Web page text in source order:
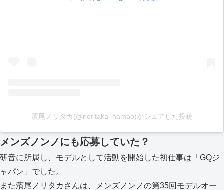
濱尾ノリタカ(@noritaka_hamao)がシェアした投稿
メンズノンノにも応募していた？
研音に所属し、モデルとして活動を開始した初仕事は「GQジ
ャパン」でした。
また濱尾ノリタカさんは、メンズノンノの第35回モデルオー